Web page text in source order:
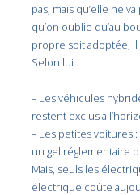
pas, mais qu’elle ne
qu’on oublie qu’au
propre soit adoptée, il
Selon lui :
– Les véhicules
restent exclus à
– Les petites voitures
un gel réglementaire
Mais, seuls les
électrique coûte